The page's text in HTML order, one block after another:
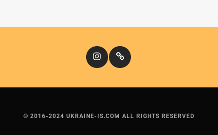
InstagramКіномандри
© 2016-2024 UKRAINE-IS.COM ALL RIGHTS RESERVED